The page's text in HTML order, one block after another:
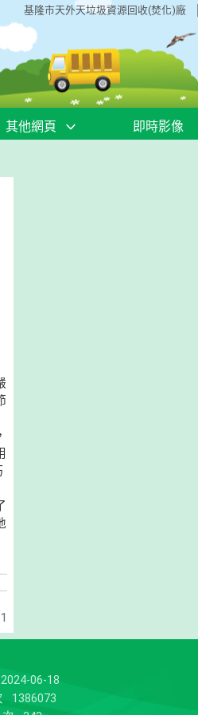
基隆市天外天垃圾資源回收(焚化)廠
其他網頁 即時影像
2024-06-18
1386073